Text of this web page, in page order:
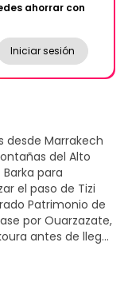
ahorrar con
Iniciar sesión
desde Marrakech
del Alto
para
el paso de Tizi
Patrimonio de
por Ouarzazate,
antes de llegar